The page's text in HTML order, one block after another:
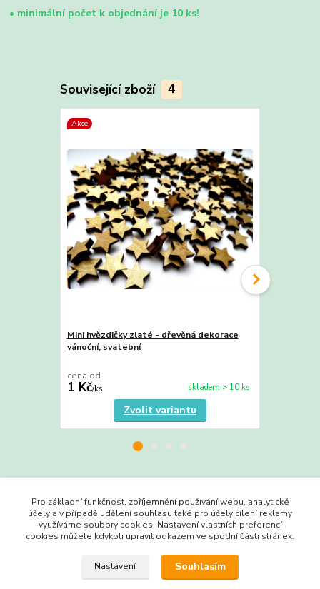
• minimální počet k objednání je 10 ks!
Související zboží 4
Akce
Mini hvězdičky zlaté - dřevěná dekorace
vánoční, svatební
cena od
1 Kč/ks skladem > 10 ks
Zvolit variantu
Zboží zařazeno v kategoriích
Výřezy do 3 Kč
Pro základní funkčnost, zpříjemnění používání webu, analytické
účely a v případě udělení souhlasu také pro účely cílení reklamy
využíváme soubory cookies. Nastavení vlastních preferencí
cookies můžete kdykoli upravit odkazem ve spodní části stránek.
Nastavení Souhlasím